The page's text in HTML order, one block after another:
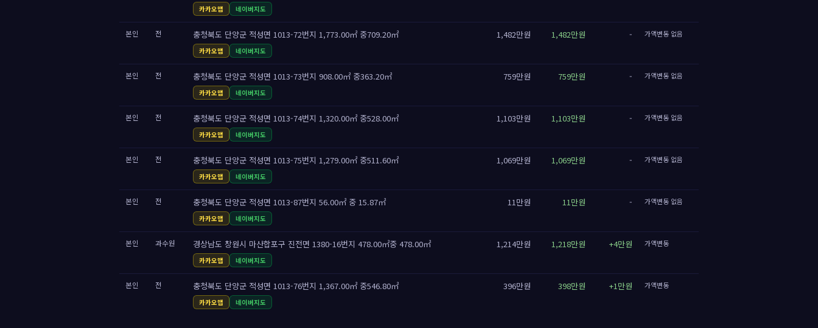
카카오맵 네이버지도
본인 전 충청북도 단양군 적성면 1013-72번지 1,773.00㎡ 중709.20㎡
카카오맵 네이버지도
1,482만원 1,482만원 - 가액변동 없음
본인 전 충청북도 단양군 적성면 1013-73번지 908.00㎡ 중363.20㎡
카카오맵 네이버지도
759만원 759만원 - 가액변동 없음
본인 전 충청북도 단양군 적성면 1013-74번지 1,320.00㎡ 중528.00㎡
카카오맵 네이버지도
1,103만원 1,103만원 - 가액변동 없음
본인 전 충청북도 단양군 적성면 1013-75번지 1,279.00㎡ 중511.60㎡
카카오맵 네이버지도
1,069만원 1,069만원 - 가액변동 없음
본인 전 충청북도 단양군 적성면 1013-87번지 56.00㎡ 중 15.87㎡
카카오맵 네이버지도
11만원 11만원 - 가액변동 없음
본인 과수원 경상남도 창원시 마산합포구 진전면 1380-16번지 478.00㎡중 478.00㎡
카카오맵 네이버지도
1,214만원 1,218만원 +4만원 가액변동
본인 전 충청북도 단양군 적성면 1013-76번지 1,367.00㎡ 중546.80㎡
카카오맵 네이버지도
396만원 398만원 +1만원 가액변동